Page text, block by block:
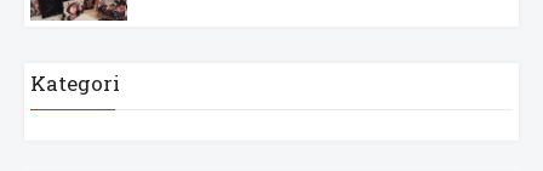
Kategori